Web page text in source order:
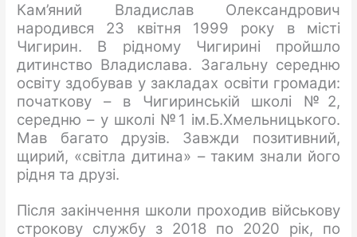
Кам’яний Владислав Олександрович
народився 23 квітня 1999 року в місті
Чигирин. В рідному Чигирині пройшло
дитинство Владислава. Загальну середню
освіту здобував у закладах освіти громади:
початкову – в Чигиринській школі №2,
середню – у школі №1 ім.Б.Хмельницького.
Мав багато друзів. Завжди позитивний,
щирий, «світла дитина» – таким знали його
рідня та друзі.
Після закінчення школи проходив військову
строкову службу з 2018 по 2020 рік, по